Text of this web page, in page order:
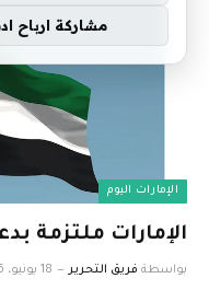
الإمارات اليوم
الإمارات ملتزمة
بواسطة فريق التحرير 18 يونيو، 2026
مشاركة ارباح